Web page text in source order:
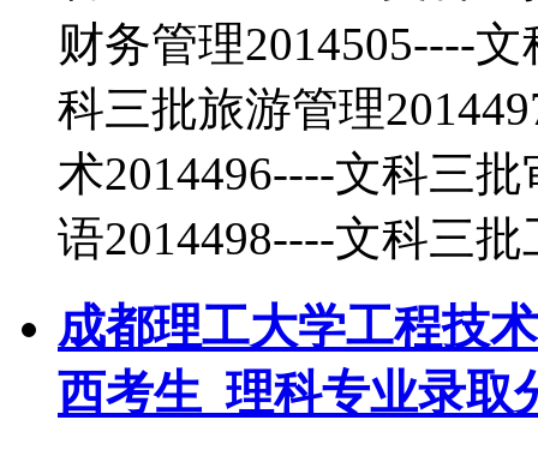
财务管理2014505----
科三批旅游管理
术2014496----文科三
语2014498----文科三
成都理工大学工程技
西考生_理科专业录取